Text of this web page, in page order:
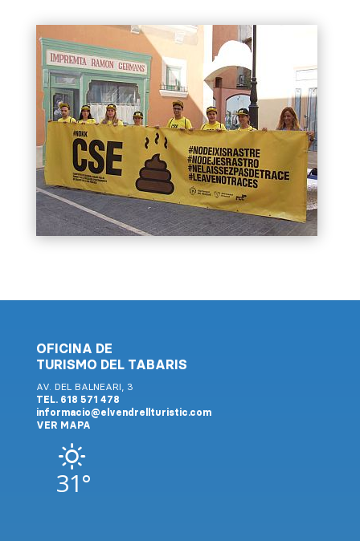
OFICINA DE
TURISMO DEL TABARIS
AV. DEL BALNEARI, 3
TEL. 618 571 478
informacio@elvendrellturistic.com
VER MAPA
31°